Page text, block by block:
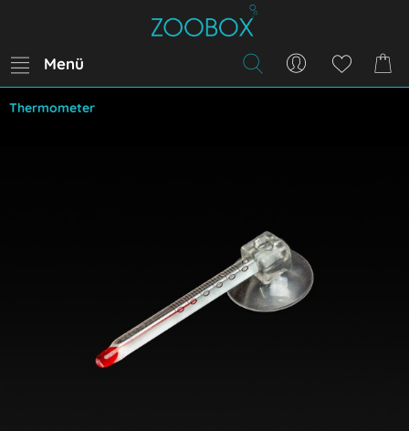
Menü
Thermometer